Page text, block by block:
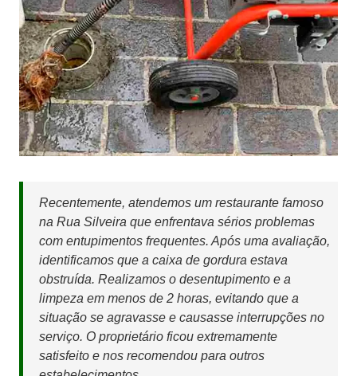
Recentemente, atendemos um restaurante famoso
na Rua Silveira que enfrentava sérios problemas
com entupimentos frequentes. Após uma avaliação,
identificamos que a caixa de gordura estava
obstruída. Realizamos o desentupimento e a
limpeza em menos de 2 horas, evitando que a
situação se agravasse e causasse interrupções no
serviço. O proprietário ficou extremamente
satisfeito e nos recomendou para outros